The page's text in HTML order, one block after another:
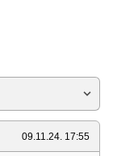
09.11.24. 17:55